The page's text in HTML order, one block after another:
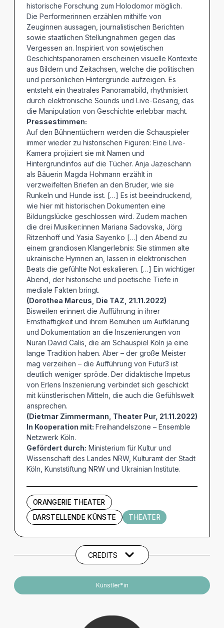
historische Forschung zum Holodomor möglich.
Die Performerinnen erzählen mithilfe von
Zeuginnen aussagen, journalistischen Berichten
sowie staatlichen Stellungnahmen gegen das
Vergessen an. Inspiriert von sowjetischen
Geschichtspanoramen erscheinen visuelle Kontexte
aus Bildern und Zeitachsen, welche die politischen
und persönlichen Hintergründe aufzeigen. Es
entsteht ein theatrales Panoramabild, rhythmisiert
durch elektronische Sounds und Live-Gesang, das
die Manipulation von Geschichte erlebbar macht.
Pressestimmen:
Auf den Bühnentüchern werden die Schauspieler
immer wieder zu historischen Figuren: Eine Live-
Kamera projiziert sie mit Namen und
Hintergrundinfos auf die Tücher. Anja Jazeschann
als Bäuerin Magda Hohmann erzählt in
verzweifelten Briefen an den Bruder, wie sie
Runkeln und Hunde isst. […] Es ist beeindruckend,
wie hier mit historischen Dokumenten eine
Bildungslücke geschlossen wird. Zudem machen
die drei Musiker:innen Mariana Sadovska, Jörg
Ritzenhoff und Yasia Sayenko […] den Abend zu
einem grandiosen Klangerlebnis: Sie stimmen alte
ukrainische Hymnen an, lassen in elektronischen
Beats die gefühlte Not eskalieren. […] Ein wichtiger
Abend, der historische und poetische Tiefe in
mediale Fakten bringt.
(Dorothea Marcus, Die TAZ, 21.11.2022)
Bisweilen erinnert die Aufführung in ihrer
Ernsthaftigkeit und ihrem Bemühen um Aufklärung
und Dokumentation an die Inszenierungen von
Nuran David Calis, die am Schauspiel Köln ja eine
lange Tradition haben. Aber – der große Meister
mag verzeihen – die Aufführung von Futur3 ist
deutlich weniger spröde. Der didaktische Impetus
von Erlens Inszenierung verbindet sich geschickt
mit künstlerischen Mitteln, die auch die Gefühlswelt
ansprechen.
(Dietmar Zimmermann, Theater Pur, 21.11.2022)
In Kooperation mit: Freihandelszone – Ensemble
Netzwerk Köln.
Gefördert durch: Ministerium für Kultur und
Wissenschaft des Landes NRW, Kulturamt der Stadt
Köln, Kunststiftung NRW und Ukrainian Institute.
ORANGERIE THEATER
DARSTELLENDE KÜNSTE
THEATER
Künstler und Beteiligte
CREDITS
Künstler*in